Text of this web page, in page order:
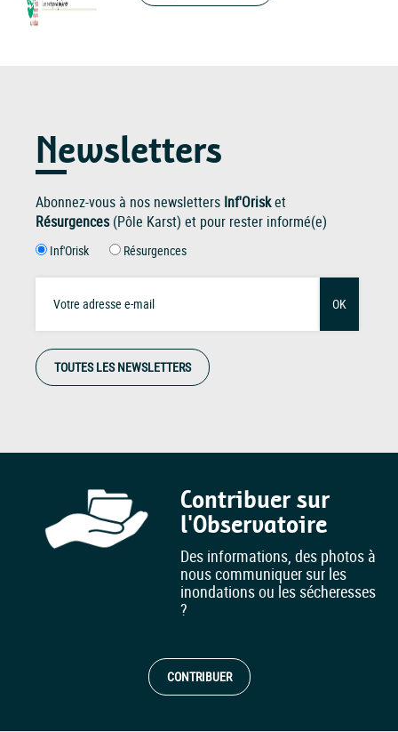
Newsletters
Abonnez-vous à nos newsletters Inf'Orisket
Résurgences(Pôle Karst) et pour rester informé(e)
Inf'Orisk Résurgences
OK
TOUTES LES NEWSLETTERS
Contribuer sur
l'Observatoire
Des informations, des photos à
nous communiquer sur les
inondations ou les sécheresses
?
CONTRIBUER